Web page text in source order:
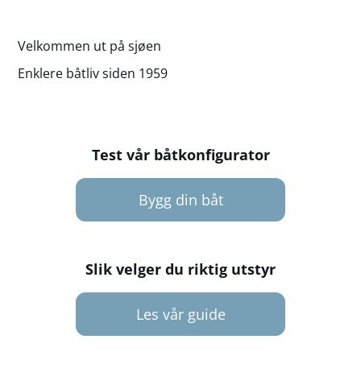
Velkommen ut på sjøen
Enklere båtliv siden 1959
Test vår båtkonfigurator
Bygg din båt
Slik velger du riktig utstyr
Les vår guide